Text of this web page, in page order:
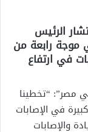
الرئيس
موجة رابعة من
في ارتفاع
مصر”: “تخطينا
كبيرة في الإصابات
والإصابات